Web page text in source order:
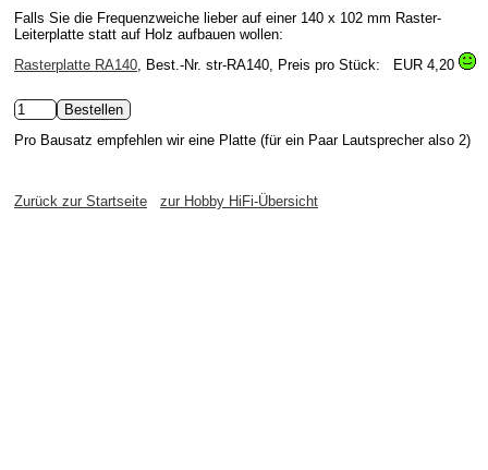
Falls Sie die Frequenzweiche lieber auf einer 140 x 102 mm Raster-
Leiterplatte statt auf Holz aufbauen wollen:
Rasterplatte RA140, Best.-Nr. str-RA140, Preis pro Stück: EUR 4,20
Pro Bausatz empfehlen wir eine Platte (für ein Paar Lautsprecher also 2)
Zurück zur Startseite zur Hobby HiFi-Übersicht